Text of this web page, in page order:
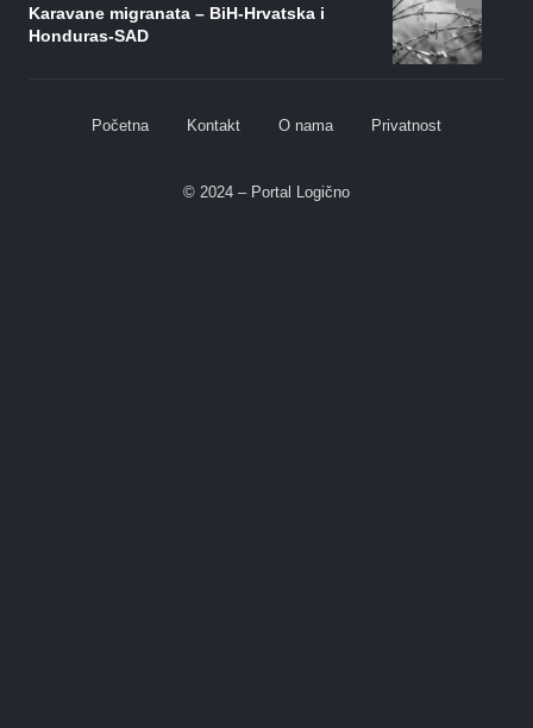
Karavane migranata – BiH-Hrvatska i
Honduras-SAD
Početna Kontakt O nama Privatnost
© 2024 – Portal Logično